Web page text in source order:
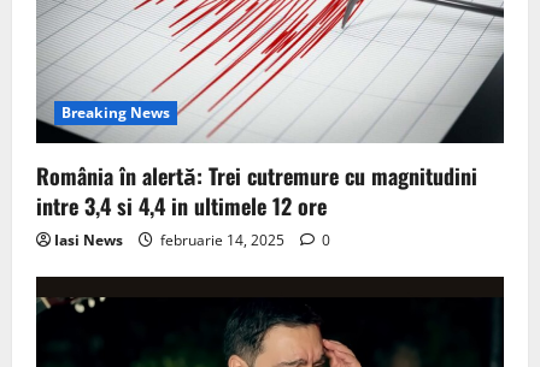
t
i
o
n
Breaking News
România în alertă: Trei cutremure cu magnitudini
intre 3,4 si 4,4 in ultimele 12 ore
Iasi News februarie 14, 2025 0